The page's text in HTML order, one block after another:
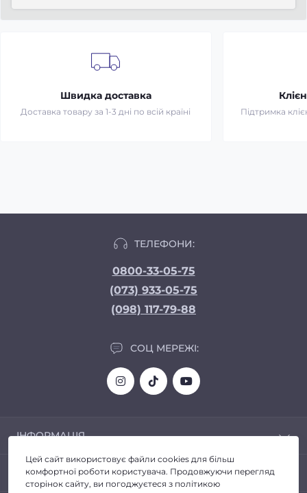
Швидка доставка
Доставка товару за 1-3 дні по всій країні Підтримка
ТЕЛЕФОНИ:
0800-33-05-75
(073) 933-05-75
(098) 117-79-88
СОЦ МЕРЕЖІ:
ІНФОРМАЦІЯ
Доставка та Оплата
Про магазин
ПОПУЛЯРНЕ
Цей сайт використовує файли cookies для більш
комфортної роботи користувача. Продовжуючи перегляд
сторінок сайту, ви погоджуєтеся з політикою